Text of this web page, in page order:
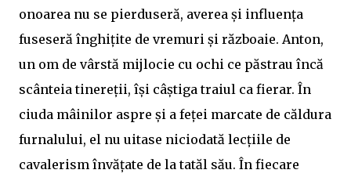
onoarea nu se pierduseră, averea și influența
fuseseră înghițite de vremuri și războaie. Anton,
un om de vârstă mijlocie cu ochi ce păstrau încă
scânteia tinereții, își câștiga traiul ca fierar. În
ciuda mâinilor aspre și a feței marcate de căldura
furnalului, el nu uitase niciodată lecțiile de
cavalerism învățate de la tatăl său. În fiecare